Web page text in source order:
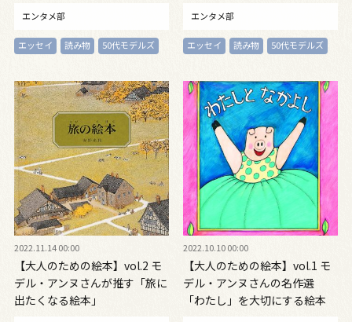
エンタメ部
エッセイ 読み物 50代モデルズ
エンタメ部
エッセイ 読み物 50代モデルズ
2022.11.14 00:00
【大人のための絵本】vol.2 モ
デル・アンヌさんが推す「旅に
出たくなる絵本」
2022.10.10 00:00
【大人のための絵本】vol.1 モ
デル・アンヌさんの名作選
「わたし」を大切にする絵本